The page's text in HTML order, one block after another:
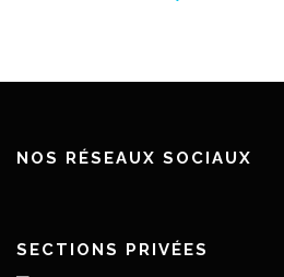
NOS RÉSEAUX SOCIAUX
SECTIONS PRIVÉES